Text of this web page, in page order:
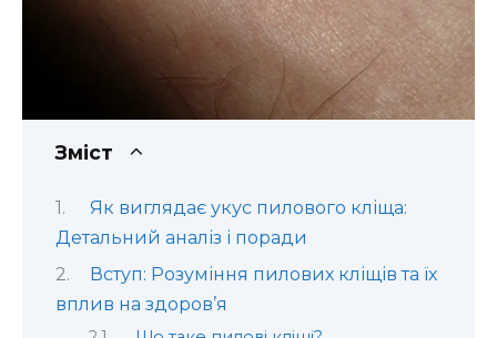
Зміст
Як виглядає укус пилового кліща:
Детальний аналіз і поради
Вступ: Розуміння пилових кліщів та їх
вплив на здоров’я